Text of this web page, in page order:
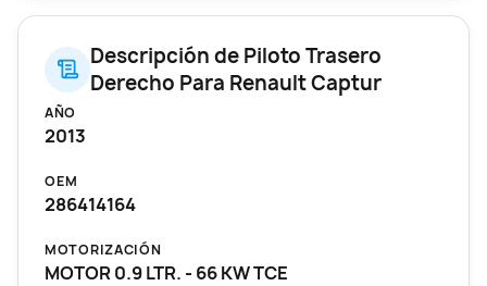
Descripción de Piloto Trasero
Derecho Para Renault Captur
AÑO
2013
OEM
286414164
MOTORIZACIÓN
MOTOR 0.9 LTR. - 66 KW TCE